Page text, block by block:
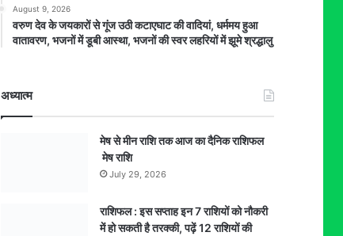
August 9, 2026
वरुण देव के जयकारों से गूंज उठी कटाएघाट की वादियां, धर्ममय हुआ
वातावरण, भजनों में डूबी आस्था, भजनों की स्वर लहरियों में झूमे श्रद्धालु
अध्यात्म
मेष से मीन राशि तक आज का दैनिक राशिफल
मेष राशि
July 29, 2026
राशिफल : इस सप्ताह इन 7 राशियों को नौकरी
में हो सकती है तरक्की, पढ़ें 12 राशियों की